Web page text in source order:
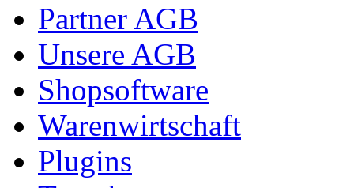
Partner AGB
Unsere AGB
Shopsoftware
Warenwirtschaft
Plugins